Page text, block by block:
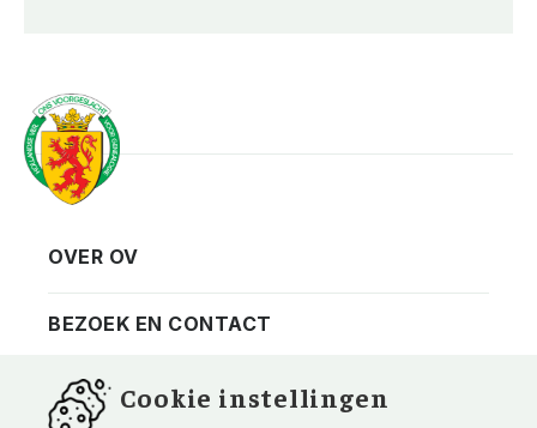
Vereniging
Privacy
ANBI
Contact
Bezoekadres
Vraag en antwoord
OVER OV
BEZOEK EN CONTACT
NIEUWSBRIEFCookie instellingen